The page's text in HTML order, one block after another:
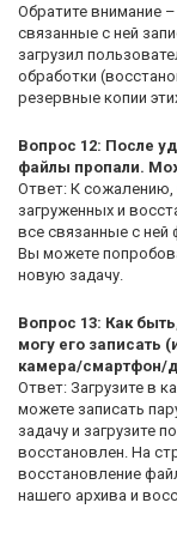
Обратите внимание
связанные с ней
загрузил
обработки
резервные копии
Вопрос 12: После
файлы пропали.
Ответ: К сожалению,
загруженных и
все связанные с ней
Вы можете
новую задачу.
Вопрос 13: Как
могу его записать
камера/смартфон/
Ответ: Загрузите в
можете записать
задачу и загрузите
восстановлен. На
восстановление
нашего архива и